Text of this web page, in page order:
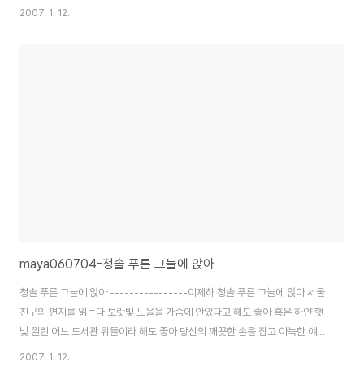
내린천을 드나들 때의 이야기이다. 87년도 이니까 고등학교 3학년 때였다. 당
2007. 1. 12.
maya060704-청솔 푸른 그늘에 앉아
청솔 푸른 그늘에 앉아 ----------------이제하 청솔 푸른 그늘에 앉아 서울
친구의 편지를 읽는다 보랏빛 노을을 가슴에 안았다고 해도 좋아 혹은 하얀 햇
빛 깔린 어느 도서관 뒤뜰이라 해도 좋아 당신의 깨끗한 손을 잡고 아늑한 얘기
가 하고 싶어 아니 그냥 당신의 그 맑은 눈을 들여다보며 마구 눈물을 글썽이고
2007. 1. 12.